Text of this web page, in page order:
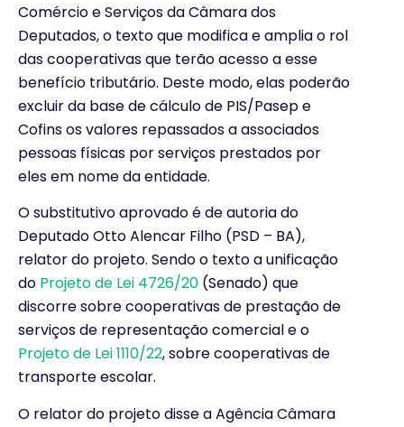
Comércio e Serviços da Câmara dos
Deputados, o texto que modifica e amplia o rol
das cooperativas que terão acesso a esse
benefício tributário. Deste modo, elas poderão
excluir da base de cálculo de PIS/Pasep e
Cofins os valores repassados a associados
pessoas físicas por serviços prestados por
eles em nome da entidade.
O substitutivo aprovado é de autoria do
Deputado Otto Alencar Filho (PSD – BA),
relator do projeto. Sendo o texto a unificação
do Projeto de Lei 4726/20 (Senado) que
discorre sobre cooperativas de prestação de
serviços de representação comercial e o
Projeto de Lei 1110/22, sobre cooperativas de
transporte escolar.
O relator do projeto disse a Agência Câmara